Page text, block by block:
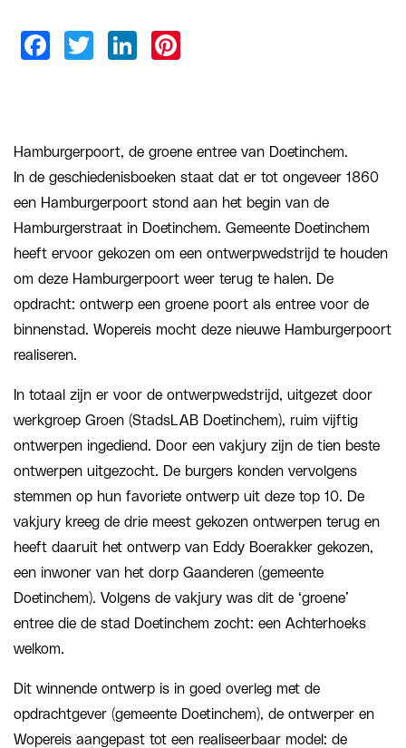
Hamburgerpoort, de groene entree van Doetinchem.
In de geschiedenisboeken staat dat er tot ongeveer 1860
een Hamburgerpoort stond aan het begin van de
Hamburgerstraat in Doetinchem. Gemeente Doetinchem
heeft ervoor gekozen om een ontwerpwedstrijd te houden
om deze Hamburgerpoort weer terug te halen. De
opdracht: ontwerp een groene poort als entree voor de
binnenstad. Wopereis mocht deze nieuwe Hamburgerpoort
realiseren.
In totaal zijn er voor de ontwerpwedstrijd, uitgezet door
werkgroep Groen (StadsLAB Doetinchem), ruim vijftig
ontwerpen ingediend. Door een vakjury zijn de tien beste
ontwerpen uitgezocht. De burgers konden vervolgens
stemmen op hun favoriete ontwerp uit deze top 10. De
vakjury kreeg de drie meest gekozen ontwerpen terug en
heeft daaruit het ontwerp van Eddy Boerakker gekozen,
een inwoner van het dorp Gaanderen (gemeente
Doetinchem). Volgens de vakjury was dit de ‘groene’
entree die de stad Doetinchem zocht: een Achterhoeks
welkom.
Dit winnende ontwerp is in goed overleg met de
opdrachtgever (gemeente Doetinchem), de ontwerper en
Wopereis aangepast tot een realiseerbaar model: de